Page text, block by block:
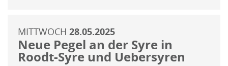
MITTWOCH 28.05.2025
Neue Pegel an der Syre in
Roodt-Syre und Uebersyren